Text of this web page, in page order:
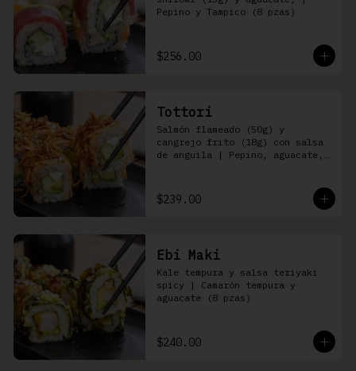
Pepino y Tampico (8 pzas)
$256.00
Tottori
Salmón flameado (50g) y
cangrejo frito (18g) con salsa
de anguila | Pepino, aguacate,
$239.00
Ebi Maki
Kale tempura y salsa teriyaki
spicy | Camarón tempura y
aguacate (8 pzas)
$240.00